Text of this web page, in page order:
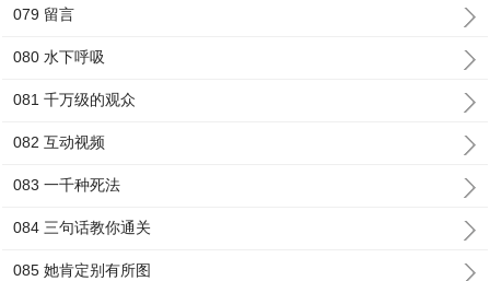
079 留言
080 水下呼吸
081 千万级的观众
082 互动视频
083 一千种死法
084 三句话教你通关
085 她肯定别有所图